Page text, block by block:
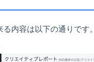
る内容は以下の通りです。